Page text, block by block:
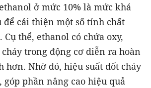
ở mức 10% là mức khá
cải thiện một số tính chất
thể, ethanol có chứa oxy,
trong động cơ diễn ra hoàn
hơn. Nhờ đó, hiệu suất đốt cháy
phần nâng cao hiệu quả